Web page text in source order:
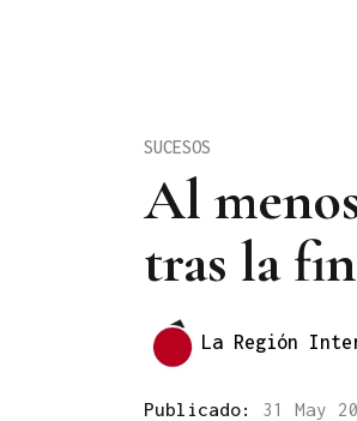
Al
tras la
SUCESOS
La Región
Publicado: 31 May